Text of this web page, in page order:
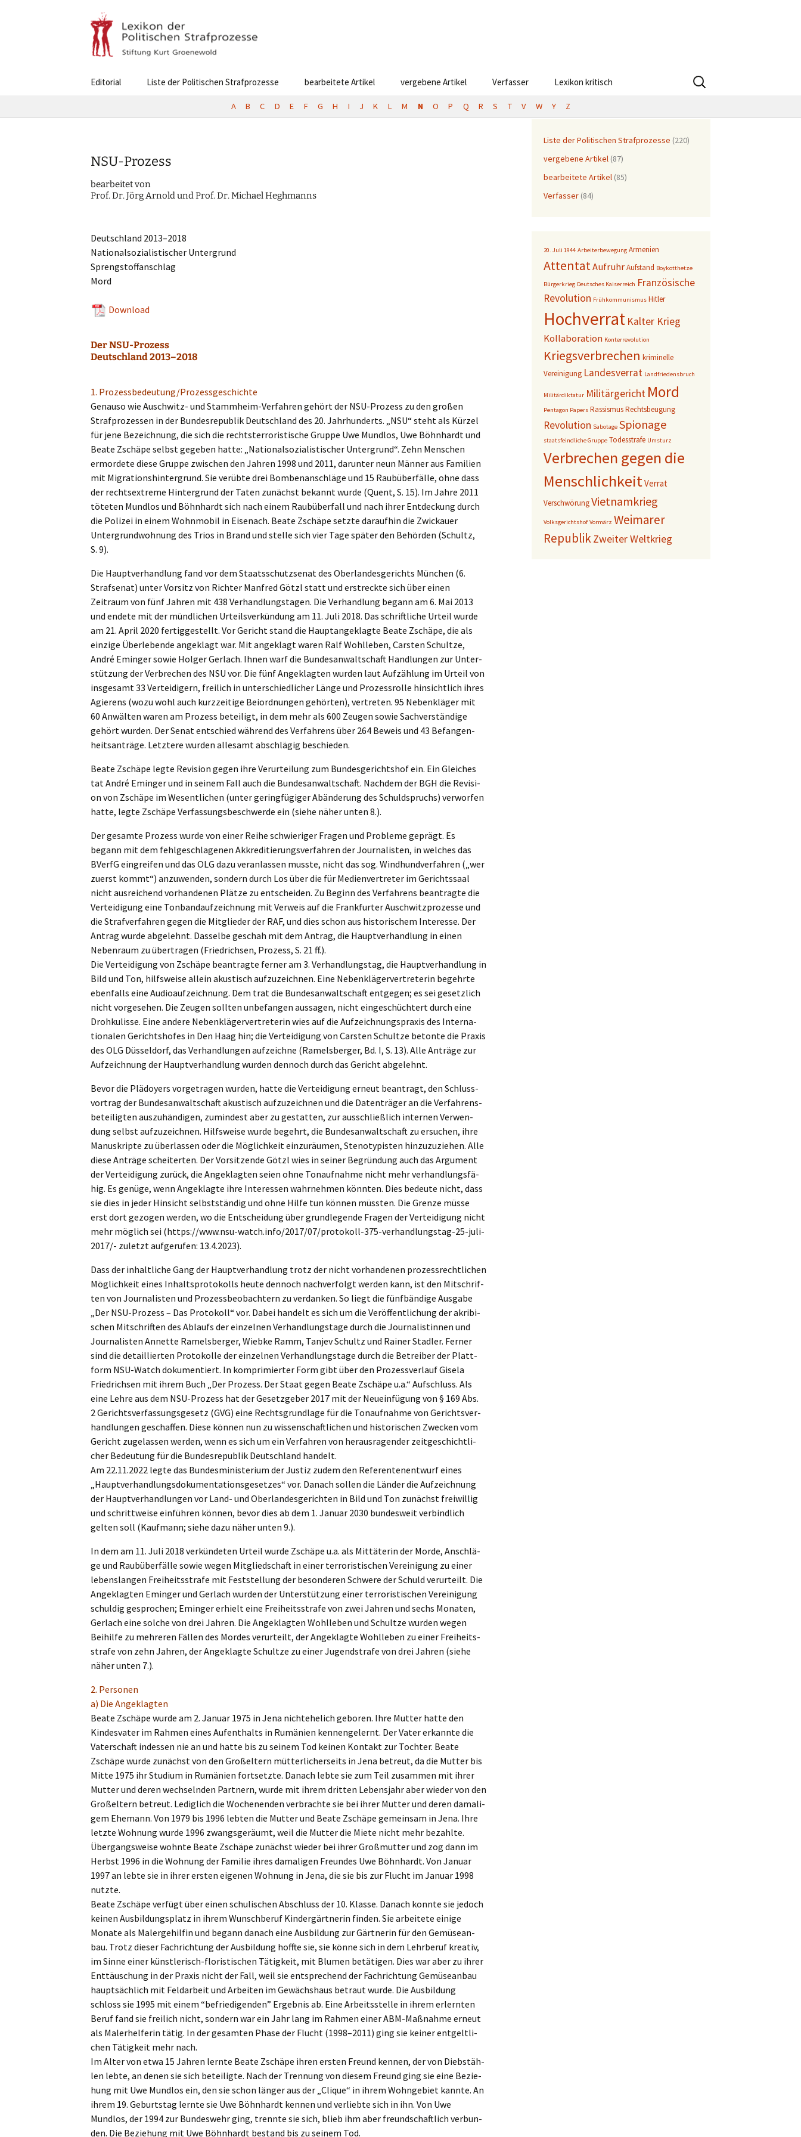
Editorial Liste der Politischen Strafprozesse bearbeitete Artikel vergebene Artikel Verfasser Lexikon kritisch
Suchen
nach:
A B C D E F G H I J K L M N O P Q R S T V W Y Z
NSU-Prozess
bearbei­tet von
Prof. Dr. Jörg Arnold und Prof. Dr. Micha­el Heghmanns
Deutsch­land 2013–2018
Natio­nal­so­zia­lis­ti­scher Untergrund
Sprengstoffanschlag
Mord
Download
Der NSU-Prozess
Deutschland 2013–2018
1. Prozessbedeutung/Prozessgeschichte
Genau­so wie Ausch­witz- und Stamm­heim-Verfah­ren gehört der NSU-Prozess zu den großen
Straf­pro­zes­sen in der Bundes­re­pu­blik Deutsch­land des 20. Jahrhun­derts. „NSU“ steht als Kürzel
für jene Bezeich­nung, die sich die rechts­ter­ro­ris­ti­sche Gruppe Uwe Mundlos, Uwe Böhnhardt und
Beate Zschä­pe selbst gegeben hatte: „Natio­nal­so­zia­lis­ti­scher Unter­grund“. Zehn Menschen
ermor­de­te diese Gruppe zwischen den Jahren 1998 und 2011, darun­ter neun Männer aus Famili­en
mit Migra­ti­ons­hin­ter­grund. Sie verüb­te drei Bomben­an­schlä­ge und 15 Raubüber­fäl­le, ohne dass
der rechts­extre­me Hinter­grund der Taten zunächst bekannt wurde (Quent, S. 15). Im Jahre 2011
töteten Mundlos und Böhnhardt sich nach einem Raubüber­fall und nach ihrer Entde­ckung durch
die Polizei in einem Wohnmo­bil in Eisen­ach. Beate Zschä­pe setzte darauf­hin die Zwickau­er
Unter­grund­woh­nung des Trios in Brand und stelle sich vier Tage später den Behör­den (Schultz,
S. 9).
Die Haupt­ver­hand­lung fand vor dem Staats­schutz­se­nat des Oberlan­des­ge­richts München (6.
Straf­se­nat) unter Vorsitz von Richter Manfred Götzl statt und erstreck­te sich über einen
Zeitraum von fünf Jahren mit 438 Verhand­lungs­ta­gen. Die Verhand­lung begann am 6. Mai 2013
und endete mit der mündli­chen Urteils­ver­kün­dung am 11. Juli 2018. Das schrift­li­che Urteil wurde
am 21. April 2020 fertig­ge­stellt. Vor Gericht stand die Haupt­an­ge­klag­te Beate Zschä­pe, die als
einzi­ge Überle­ben­de angeklagt war. Mit angeklagt waren Ralf Wohlle­ben, Carsten Schult­ze,
André Eminger sowie Holger Gerlach. Ihnen warf die Bundes­an­walt­schaft Handlun­gen zur Unter­
stüt­zung der Verbre­chen des NSU vor. Die fünf Angeklag­ten wurden laut Aufzäh­lung im Urteil von
insge­samt 33 Vertei­di­gern, freilich in unter­schied­li­cher Länge und Prozess­rol­le hinsicht­lich ihres
Agierens (wozu wohl auch kurzzei­ti­ge Beiord­nun­gen gehör­ten), vertre­ten. 95 Neben­klä­ger mit
60 Anwäl­ten waren am Prozess betei­ligt, in dem mehr als 600 Zeugen sowie Sachver­stän­di­ge
gehört wurden. Der Senat entschied während des Verfah­rens über 264 Beweis und 43 Befan­gen­
heits­an­trä­ge. Letzte­re wurden allesamt abschlä­gig beschieden.
Beate Zschä­pe legte Revisi­on gegen ihre Verur­tei­lung zum Bundes­ge­richts­hof ein. Ein Gleiches
tat André Eminger und in seinem Fall auch die Bundes­an­walt­schaft. Nachdem der BGH die Revisi­
on von Zschä­pe im Wesent­li­chen (unter gering­fü­gi­ger Abände­rung des Schuld­spruchs) verwor­fen
hatte, legte Zschä­pe Verfas­sungs­be­schwer­de ein (siehe näher unten 8.).
Der gesam­te Prozess wurde von einer Reihe schwie­ri­ger Fragen und Proble­me geprägt. Es
begann mit dem fehlge­schla­ge­nen Akkre­di­tie­rungs­ver­fah­ren der Journa­lis­ten, in welches das
BVerfG eingrei­fen und das OLG dazu veran­las­sen musste, nicht das sog. Windhund­ver­fah­ren („wer
zuerst kommt“) anzuwen­den, sondern durch Los über die für Medien­ver­tre­ter im Gerichts­saal
nicht ausrei­chend vorhan­de­nen Plätze zu entschei­den. Zu Beginn des Verfah­rens beantrag­te die
Vertei­di­gung eine Tonband­auf­zeich­nung mit Verweis auf die Frank­fur­ter Ausch­witz­pro­zes­se und
die Straf­ver­fah­ren gegen die Mitglie­der der RAF, und dies schon aus histo­ri­schem Inter­es­se. Der
Antrag wurde abgelehnt. Dassel­be geschah mit dem Antrag, die Haupt­ver­hand­lung in einen
Neben­raum zu übertra­gen (Fried­rich­sen, Prozess, S. 21 ff.).
Die Vertei­di­gung von Zschä­pe beantrag­te ferner am 3. Verhand­lungs­tag, die Haupt­ver­hand­lung in
Bild und Ton, hilfs­wei­se allein akustisch aufzu­zeich­nen. Eine Neben­klä­ger­ver­tre­te­rin begehr­te
ebenfalls eine Audio­auf­zeich­nung. Dem trat die Bundes­an­walt­schaft entge­gen; es sei gesetz­lich
nicht vorge­se­hen. Die Zeugen sollten unbefan­gen aussa­gen, nicht einge­schüch­tert durch eine
Drohku­lis­se. Eine andere Neben­klä­ger­ver­tre­te­rin wies auf die Aufzeich­nungs­pra­xis des Inter­na­
tio­na­len Gerichts­ho­fes in Den Haag hin; die Vertei­di­gung von Carsten Schult­ze beton­te die Praxis
des OLG Düssel­dorf, das Verhand­lun­gen aufzeich­ne (Ramels­ber­ger, Bd. I, S. 13). Alle Anträ­ge zur
Aufzeich­nung der Haupt­ver­hand­lung wurden dennoch durch das Gericht abgelehnt.
Bevor die Plädoy­ers vorge­tra­gen wurden, hatte die Vertei­di­gung erneut beantragt, den Schluss­
vor­trag der Bundes­an­walt­schaft akustisch aufzu­zeich­nen und die Daten­trä­ger an die Verfah­rens­
be­tei­lig­ten auszu­hän­di­gen, zumin­dest aber zu gestat­ten, zur ausschließ­lich inter­nen Verwen­
dung selbst aufzu­zeich­nen. Hilfs­wei­se wurde begehrt, die Bundes­an­walt­schaft zu ersuchen, ihre
Manuskrip­te zu überlas­sen oder die Möglich­keit einzu­räu­men, Steno­ty­pis­ten hinzu­zu­zie­hen. Alle
diese Anträ­ge schei­ter­ten. Der Vorsit­zen­de Götzl wies in seiner Begrün­dung auch das Argument
der Vertei­di­gung zurück, die Angeklag­ten seien ohne Tonauf­nah­me nicht mehr verhand­lungs­fä­
hig. Es genüge, wenn Angeklag­te ihre Inter­es­sen wahrneh­men könnten. Dies bedeu­te nicht, dass
sie dies in jeder Hinsicht selbst­stän­dig und ohne Hilfe tun können müssten. Die Grenze müsse
erst dort gezogen werden, wo die Entschei­dung über grund­le­gen­de Fragen der Vertei­di­gung nicht
mehr möglich sei (https://www.nsu-watch.info/2017/07/protokoll-375-verhandlungstag-25-juli-
2017/- zuletzt aufge­ru­fen: 13.4.2023).
Dass der inhalt­li­che Gang der Haupt­ver­hand­lung trotz der nicht vorhan­de­nen prozess­recht­li­chen
Möglich­keit eines Inhalts­pro­to­kolls heute dennoch nachver­folgt werden kann, ist den Mitschrif­
ten von Journa­lis­ten und Prozess­be­ob­ach­tern zu verdan­ken. So liegt die fünfbän­di­ge Ausga­be
„Der NSU-Prozess – Das Proto­koll“ vor. Dabei handelt es sich um die Veröf­fent­li­chung der akribi­
schen Mitschrif­ten des Ablaufs der einzel­nen Verhand­lungs­ta­ge durch die Journa­lis­tin­nen und
Journa­lis­ten Annet­te Ramels­ber­ger, Wiebke Ramm, Tanjev Schultz und Rainer Stadler. Ferner
sind die detail­lier­ten Proto­kol­le der einzel­nen Verhand­lungs­ta­ge durch die Betrei­ber der Platt­
form NSU-Watch dokumen­tiert. In kompri­mier­ter Form gibt über den Prozess­ver­lauf Gisela
Fried­rich­sen mit ihrem Buch „Der Prozess. Der Staat gegen Beate Zschä­pe u.a.“ Aufschluss. Als
eine Lehre aus dem NSU-Prozess hat der Gesetz­ge­ber 2017 mit der Neuein­fü­gung von § 169 Abs.
2 Gerichts­ver­fas­sungs­ge­setz (GVG) eine Rechts­grund­la­ge für die Tonauf­nah­me von Gerichts­ver­
hand­lun­gen geschaf­fen. Diese können nun zu wissen­schaft­li­chen und histo­ri­schen Zwecken vom
Gericht zugelas­sen werden, wenn es sich um ein Verfah­ren von heraus­ra­gen­der zeitge­schicht­li­
cher Bedeu­tung für die Bundes­re­pu­blik Deutsch­land handelt.
Am 22.11.2022 legte das Bundes­mi­nis­te­ri­um der Justiz zudem den Referen­ten­ent­wurf eines
„Haupt­ver­hand­lungs­do­ku­men­ta­ti­ons­ge­set­zes“ vor. Danach sollen die Länder die Aufzeich­nung
der Haupt­ver­hand­lun­gen vor Land- und Oberlan­des­ge­rich­ten in Bild und Ton zunächst freiwil­lig
und schritt­wei­se einfüh­ren können, bevor dies ab dem 1. Januar 2030 bundes­weit verbind­lich
gelten soll (Kaufmann; siehe dazu näher unten 9.).
In dem am 11. Juli 2018 verkün­de­ten Urteil wurde Zschä­pe u.a. als Mittä­te­rin der Morde, Anschlä­
ge und Raubüber­fäl­le sowie wegen Mitglied­schaft in einer terro­ris­ti­schen Verei­ni­gung zu einer
lebens­lan­gen Freiheits­stra­fe mit Feststel­lung der beson­de­ren Schwe­re der Schuld verur­teilt. Die
Angeklag­ten Eminger und Gerlach wurden der Unter­stüt­zung einer terro­ris­ti­schen Verei­ni­gung
schul­dig gespro­chen; Eminger erhielt eine Freiheits­stra­fe von zwei Jahren und sechs Monaten,
Gerlach eine solche von drei Jahren. Die Angeklag­ten Wohlle­ben und Schult­ze wurden wegen
Beihil­fe zu mehre­ren Fällen des Mordes verur­teilt, der Angeklag­te Wohlle­ben zu einer Freiheits­
stra­fe von zehn Jahren, der Angeklag­te Schult­ze zu einer Jugend­stra­fe von drei Jahren (siehe
näher unten 7.).
2. Perso­nen
a) Die Angeklagten
Beate Zschä­pe wurde am 2. Januar 1975 in Jena nicht­ehe­lich geboren. Ihre Mutter hatte den
Kindes­va­ter im Rahmen eines Aufent­halts in Rumäni­en kennen­ge­lernt. Der Vater erkann­te die
Vater­schaft indes­sen nie an und hatte bis zu seinem Tod keinen Kontakt zur Tochter. Beate
Zschä­pe wurde zunächst von den Großel­tern mütter­li­cher­seits in Jena betreut, da die Mutter bis
Mitte 1975 ihr Studi­um in Rumäni­en fortsetz­te. Danach lebte sie zum Teil zusam­men mit ihrer
Mutter und deren wechseln­den Partnern, wurde mit ihrem dritten Lebens­jahr aber wieder von den
Großel­tern betreut. Ledig­lich die Wochen­en­den verbrach­te sie bei ihrer Mutter und deren damali­
gem Ehemann. Von 1979 bis 1996 lebten die Mutter und Beate Zschä­pe gemein­sam in Jena. Ihre
letzte Wohnung wurde 1996 zwangs­ge­räumt, weil die Mutter die Miete nicht mehr bezahl­te.
Übergangs­wei­se wohnte Beate Zschä­pe zunächst wieder bei ihrer Großmutter und zog dann im
Herbst 1996 in die Wohnung der Familie ihres damali­gen Freun­des Uwe Böhnhardt. Von Januar
1997 an lebte sie in ihrer ersten eigenen Wohnung in Jena, die sie bis zur Flucht im Januar 1998
nutzte.
Beate Zschä­pe verfügt über einen schuli­schen Abschluss der 10. Klasse. Danach konnte sie jedoch
keinen Ausbil­dungs­platz in ihrem Wunsch­be­ruf Kinder­gärt­ne­rin finden. Sie arbei­te­te einige
Monate als Maler­ge­hil­fin und begann danach eine Ausbil­dung zur Gärtne­rin für den Gemüse­an­
bau. Trotz dieser Fachrich­tung der Ausbil­dung hoffte sie, sie könne sich in dem Lehrbe­ruf kreativ,
im Sinne einer künst­le­risch-floris­ti­schen Tätig­keit, mit Blumen betäti­gen. Dies war aber zu ihrer
Enttäu­schung in der Praxis nicht der Fall, weil sie entspre­chend der Fachrich­tung Gemüse­an­bau
haupt­säch­lich mit Feldar­beit und Arbei­ten im Gewächs­haus betraut wurde. Die Ausbil­dung
schloss sie 1995 mit einem “befrie­di­gen­den” Ergeb­nis ab. Eine Arbeits­stel­le in ihrem erlern­ten
Beruf fand sie freilich nicht, sondern war ein Jahr lang im Rahmen einer ABM-Maßnah­me erneut
als Maler­hel­fe­rin tätig. In der gesam­ten Phase der Flucht (1998–2011) ging sie keiner entgelt­li­
chen Tätig­keit mehr nach.
Im Alter von etwa 15 Jahren lernte Beate Zschä­pe ihren ersten Freund kennen, der von Diebstäh­
len lebte, an denen sie sich betei­lig­te. Nach der Trennung von diesem Freund ging sie eine Bezie­
hung mit Uwe Mundlos ein, den sie schon länger aus der „Clique“ in ihrem Wohnge­biet kannte. An
ihrem 19. Geburts­tag lernte sie Uwe Böhnhardt kennen und verlieb­te sich in ihn. Von Uwe
Mundlos, der 1994 zur Bundes­wehr ging, trenn­te sie sich, blieb ihm aber freund­schaft­lich verbun­
den. Die Bezie­hung mit Uwe Böhnhardt bestand bis zu seinem Tod.
Liste der Politischen Strafprozesse (220)
vergebene Artikel (87)
bearbeitete Artikel (85)
Verfasser (84)
20. Juli 1944 Arbeiterbewegung Armenien
AttentatAufruhrAufstand Boykotthetze
Bürgerkrieg Deutsches Kaiserreich Französische
Revolution Frühkommunismus Hitler
Hochverrat Kalter Krieg
Kollaboration Konterrevolution
Kriegsverbrechen kriminelle
Vereinigung Landesverrat Landfriedensbruch
Militärdiktatur Militärgericht Mord
Pentagon Papers RassismusRechtsbeugung
Revolution Sabotage Spionage
staatsfeindliche Gruppe Todesstrafe Umsturz
Verbrechen gegen die
MenschlichkeitVerrat
VerschwörungVietnamkrieg
Volksgerichtshof Vormärz Weimarer
RepublikZweiter Weltkrieg